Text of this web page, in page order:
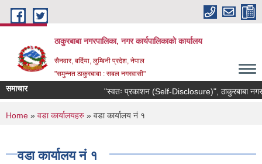
Skip to main content
ठाकुरबाबा नगरपालिका, नगर कार्यपालिकाकाे कार्यालय
सैनवार, बर्दिया, लुम्बिनी प्रदेश, नेपाल
"समुन्‍नत ठाकुरबाबा : सबल नगरवासी"
समाचार "स्वतः प्रकाशन (Self-Disclosure)", ठाकुरबाबा
You are here
Home » वडा कार्यालयहरु » वडा कार्यालय नं १
वडा कार्यालय नं १